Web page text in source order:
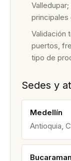
principales
Validación
puertos,
tipo de
Sedes y
Medellín
Antioquia,